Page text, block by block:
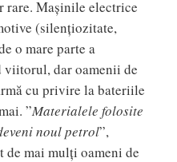
rare. Maşinile electrice
(silenţiozitate,
o mare parte a
dar oamenii de
cu privire la bateriile
”Materialele folosite
noul petrol”,
de mai mulţi oameni de